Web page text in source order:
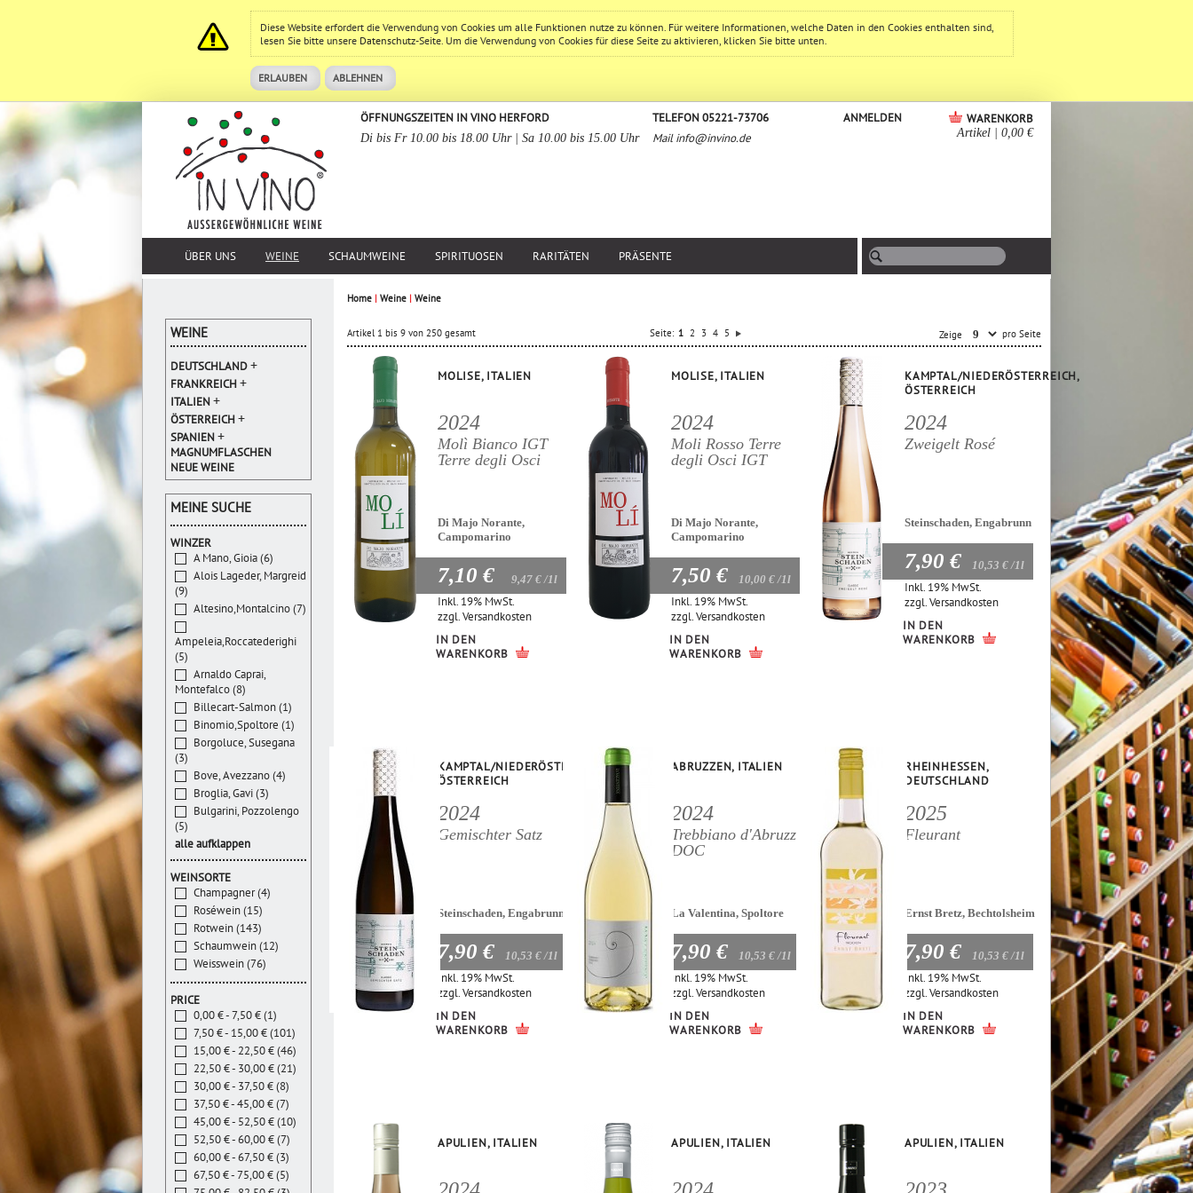
Diese Website erfordert die Verwendung von Cookies um alle Funktionen nutze zu können. Für weitere Informationen, welche Daten in den Cookies enthalten sind,
lesen Sie bitte unsere Datenschutz-Seite. Um die Verwendung von Cookies für diese Seite zu aktivieren, klicken Sie bitte unten.
ERLAUBEN ABLEHNEN
ÖFFNUNGSZEITEN IN VINO HERFORD
Di bis Fr 10.00 bis 18.00 Uhr | Sa 10.00 bis 15.00 Uhr
TELEFON 05221-73706
Mailinfo@invino.de
WARENKORB
Artikel 0,00 €
ANMELDEN
ÜBER UNS WEINE SCHAUMWEINE SPIRITUOSEN RARITÄTEN PRÄSENTE
Home | Weine | Weine
Artikel 1 bis 9 von 250 gesamt Zeige pro Seite
Seite: 1 2 3 4 5
MOLISE, ITALIEN
2024
Molì Bianco IGT
Terre degli Osci
Di Majo Norante,
Campomarino
7,10 € 9,47 € /1l
Inkl. 19% MwSt.
zzgl.Versandkosten
IN DEN
WARENKORB
MOLISE, ITALIEN
2024
Moli Rosso Terre
degli Osci IGT
Di Majo Norante,
Campomarino
7,50 € 10,00 € /1l
Inkl. 19% MwSt.
zzgl.Versandkosten
IN DEN
WARENKORB
KAMPTAL/NIEDERÖSTERREICH,
ÖSTERREICH
2024
Zweigelt Rosé
Steinschaden, Engabrunn
7,90 € 10,53 € /1l
Inkl. 19% MwSt.
zzgl.Versandkosten
IN DEN
WARENKORB
KAMPTAL/NIEDERÖSTERREICH,
ÖSTERREICH
2024
Gemischter Satz
Steinschaden, Engabrunn
7,90 € 10,53 € /1l
Inkl. 19% MwSt.
zzgl.Versandkosten
IN DEN
WARENKORB
ABRUZZEN, ITALIEN
2024
Trebbiano d'Abruzzo
DOC
La Valentina, Spoltore
7,90 € 10,53 € /1l
Inkl. 19% MwSt.
zzgl.Versandkosten
IN DEN
WARENKORB
RHEINHESSEN,
DEUTSCHLAND
2025
Fleurant
Ernst Bretz, Bechtolsheim
7,90 € 10,53 € /1l
Inkl. 19% MwSt.
zzgl.Versandkosten
IN DEN
WARENKORB
APULIEN, ITALIEN APULIEN, ITALIEN APULIEN, ITALIEN
WEINE
DEUTSCHLAND+
FRANKREICH+
ITALIEN+
ÖSTERREICH+
SPANIEN+
MAGNUMFLASCHEN
NEUE WEINE
MEINE SUCHE
WINZER
A Mano, Gioia (6)
Alois Lageder, Margreid
(9)
Altesino,Montalcino (7)
Ampeleia,Roccatederighi
(5)
Arnaldo Caprai,
Montefalco (8)
Billecart-Salmon (1)
Binomio,Spoltore (1)
Borgoluce, Susegana
(3)
Bove, Avezzano (4)
Broglia, Gavi (3)
Bulgarini, Pozzolengo
(5)
alle aufklappen
WEINSORTE
Champagner (4)
Roséwein (15)
Rotwein (143)
Schaumwein (12)
Weisswein (76)
PRICE
0,00 € - 7,50 € (1)
7,50 € - 15,00 € (101)
15,00 € - 22,50 € (46)
22,50 € - 30,00 € (21)
30,00 € - 37,50 € (8)
37,50 € - 45,00 € (7)
45,00 € - 52,50 € (10)
52,50 € - 60,00 € (7)
60,00 € - 67,50 € (3)
67,50 € - 75,00 € (5)